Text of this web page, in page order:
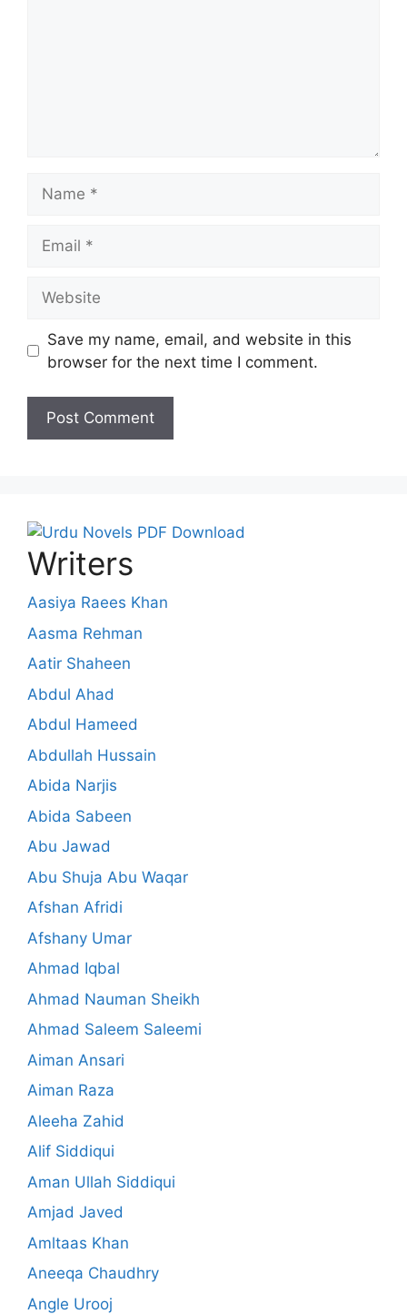
Save my name, email, and website in this
browser for the next time I comment.
Writers
Aasiya Raees Khan
Aasma Rehman
Aatir Shaheen
Abdul Ahad
Abdul Hameed
Abdullah Hussain
Abida Narjis
Abida Sabeen
Abu Jawad
Abu Shuja Abu Waqar
Afshan Afridi
Afshany Umar
Ahmad Iqbal
Ahmad Nauman Sheikh
Ahmad Saleem Saleemi
Aiman Ansari
Aiman Raza
Aleeha Zahid
Alif Siddiqui
Aman Ullah Siddiqui
Amjad Javed
Amltaas Khan
Aneeqa Chaudhry
Angle Urooj